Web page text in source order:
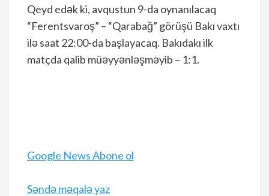
Qeyd edək ki, avqustun 9-da oynanılacaq
“Ferentsvaroş” – “Qarabağ” görüşü Bakı vaxtı
ilə saat 22:00-da başlayacaq. Bakıdakı ilk
matçda qalib müəyyənləşməyib – 1:1.
Google News Abone ol
Səndə məqalə yaz